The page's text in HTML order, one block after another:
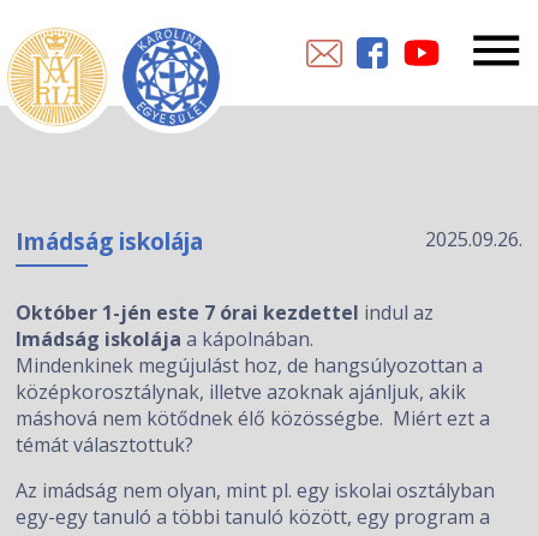
Imádság iskolája 2025.09.26.
Október 1-jén este 7 órai kezdettel indul az
Imádság iskolája a kápolnában.
Mindenkinek megújulást hoz, de hangsúlyozottan a
középkorosztálynak, illetve azoknak ajánljuk, akik
máshová nem kötődnek élő közösségbe. Miért ezt a
témát választottuk?
Az imádság nem olyan, mint pl. egy iskolai osztályban
egy-egy tanuló a többi tanuló között, egy program a